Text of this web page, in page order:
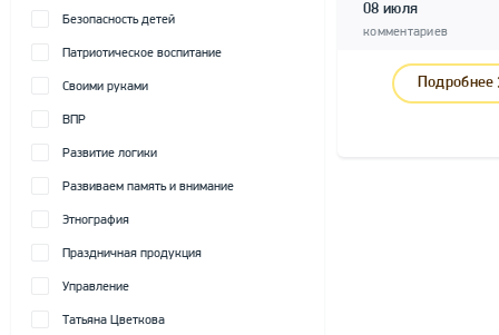
Безопасность детей
Патриотическое воспитание
Своими руками
ВПР
Развитие логики
Развиваем память и внимание
Этнография
Праздничная продукция
Управление
Татьяна Цветкова
08 июля
комментариев
Подробнее